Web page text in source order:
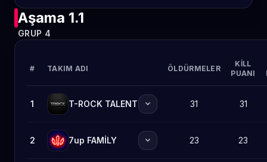
Aşama 1.1
GRUP 4
# TAKIM ADI ÖLDÜRMELER
KILL
PUANI
1 T-ROCK TALENT expand_more 31 31
2 7up FAMİLY expand_more 23 23